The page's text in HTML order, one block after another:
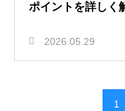
ポイントを詳しく
2026.05.29
1